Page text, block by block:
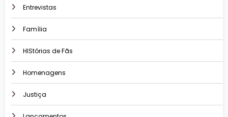
Entrevistas
Família
HIStórias de Fãs
Homenagens
Justiça